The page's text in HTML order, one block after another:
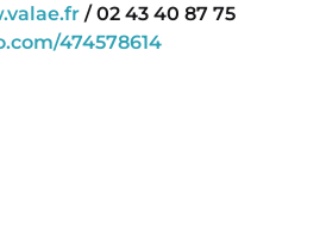
/ 02 43 40 87 75
474578614